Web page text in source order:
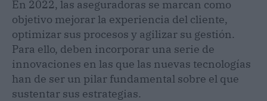
En 2022, las aseguradoras se marcan como
objetivo mejorar la experiencia del cliente,
optimizar sus procesos y agilizar su gestión.
Para ello, deben incorporar una serie de
innovaciones en las que las nuevas tecnologías
han de ser un pilar fundamental sobre el que
sustentar sus estrategias.